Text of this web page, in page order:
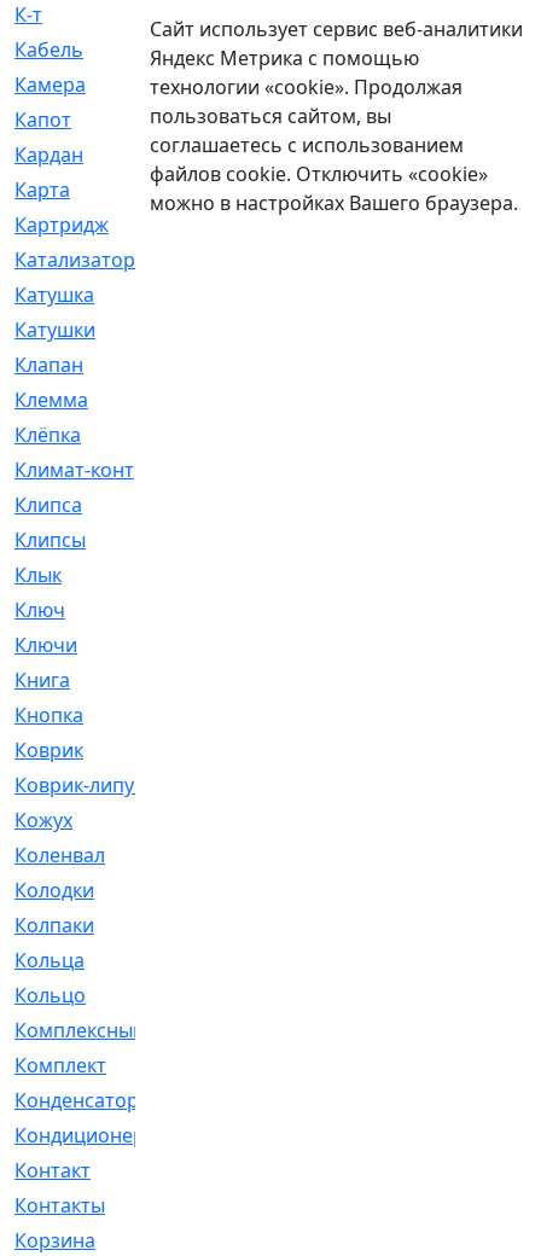
К-т
Кабель
[50]
Камера
[4]
Капот
[144]
Кардан
[131]
Карта
[2]
Картридж
Катализатор
Катушка
Катушки
Клапан
Клемма
Клёпка
Климат-контроль
Клипса
Клипсы
Клык
Ключ
Ключи
Книга
Кнопка
Коврик
Коврик-липучка
Кожух
Коленвал
Колодки
Колпаки
Кольца
Кольцо
Комплексный
Комплект
Конденсатор
Кондиционер
Контакт
Контакты
Корзина
Сайт использует сервис веб-аналитики
Яндекс Метрика с помощью
технологии «cookie». Продолжая
пользоваться сайтом, вы
соглашаетесь с использованием
файлов cookie. Отключить «cookie»
можно в настройках Вашего браузера.